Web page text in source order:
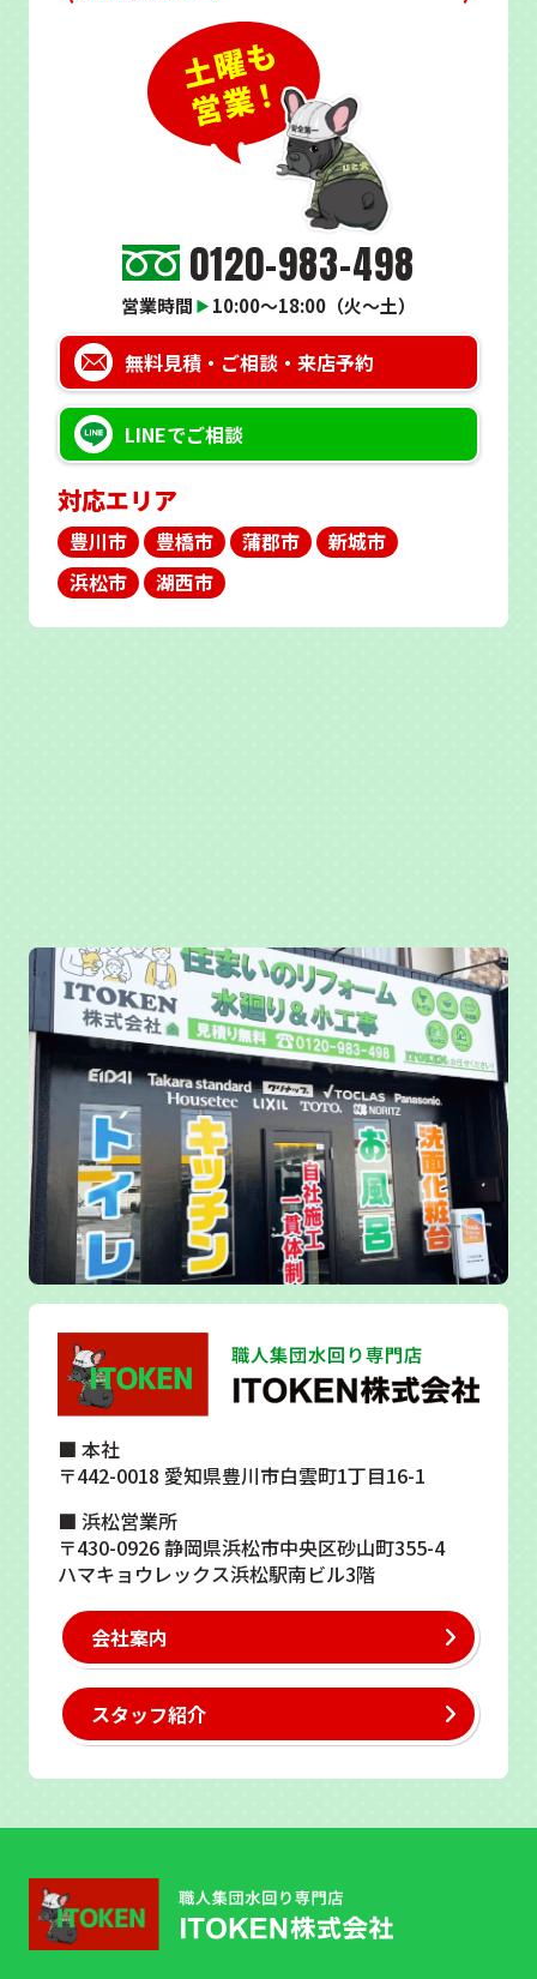
0120-983-498
営業時間 ▶ 10:00～18:00（火～土）
無料見積・ ご相談・来店予約
LINEでご相談
対応エリア
豊川市 豊橋市 蒲郡市
新城市
浜松市
湖西市
■ 本社
〒442-0018 愛知県豊川市白雲町1丁目16-1
■ 浜松営業所
〒430-0926 静岡県浜松市中央区砂山町355-4
ハマキョウレックス浜松駅南ビル3階
会社案内
スタッフ紹介